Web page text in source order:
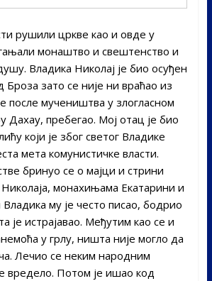
рушили цркве као и овде у
монаштво и свештенство и
Владика Николај је био осуђен
зато се није ни враћао из
после мучеништва у злогласном
Дахау, пребегао. Мој отац је био
који је због светог Владике
мета комунистичке власти.
бринуо се о мајци и стрини
монахињама Екатарини и
Владика му је често писао, бодрио
је истрајавао. Међутим као се и
у грлу, ништа није могло да
Лечио се неким народним
вредело. Потом је ишао код